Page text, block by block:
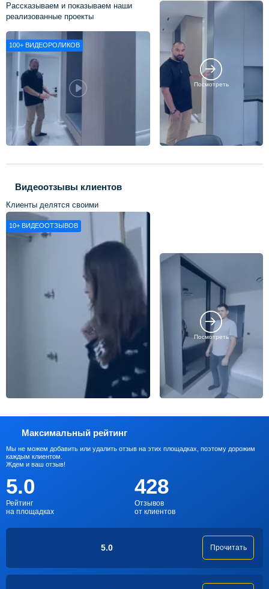
Рассказываем и показываем наши
реализованные проекты
100+ ВИДЕОРОЛИКОВ
Посмотреть
Видеоотзывы клиентов
Клиенты делятся своими
впечатлениями о нашей работе
10+ ВИДЕООТЗЫВОВ
Посмотреть
Максимальный рейтинг
Мы не можем добавить или удалить отзыв на этих площадках, поэтому дорожим
каждым клиентом.
Ждем и ваш отзыв!
5.0
Рейтинг
на площадках
428
Отзывов
от клиентов
5.0 Прочитать